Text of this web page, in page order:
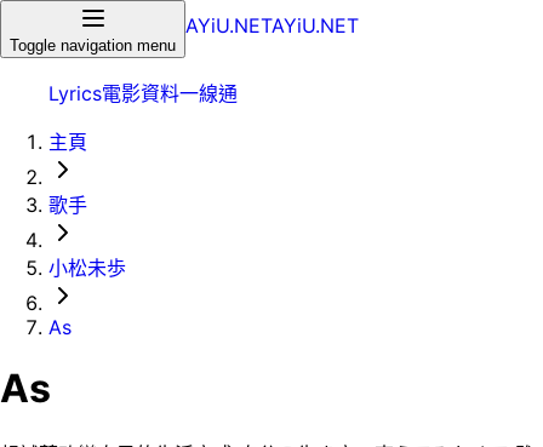
Toggle navigation menu
AYiU.NETAYiU.NET
Lyrics電影資料一線通
主頁
歌手
小松未歩
As
As